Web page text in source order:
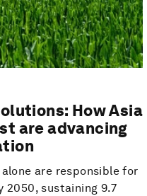
How Asia
are advancing
are responsible for
2050, sustaining 9.7